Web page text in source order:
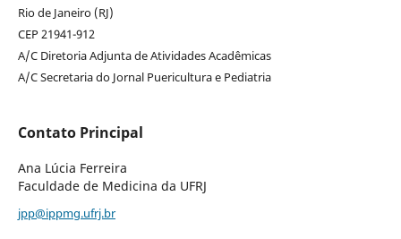
Rio de Janeiro (RJ)
CEP 21941-912
A/C Diretoria Adjunta de Atividades Acadêmicas
A/C Secretaria do Jornal Puericultura e Pediatria
Contato Principal
Ana Lúcia Ferreira
Faculdade de Medicina da UFRJ
jpp@ippmg.ufrj.br